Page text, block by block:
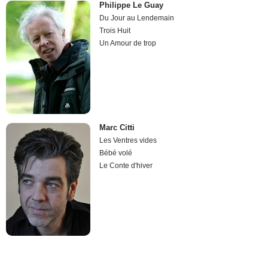
Philippe Le Guay
Du Jour au Lendemain
Trois Huit
Un Amour de trop
Marc Citti
Les Ventres vides
Bébé volé
Le Conte d'hiver